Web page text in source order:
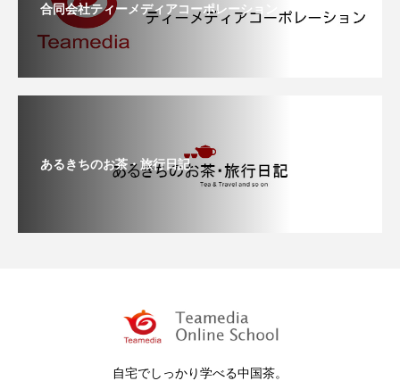
合同会社ティーメディアコーポレーション
あるきちのお茶・旅行日記
自宅でしっかり学べる中国茶。